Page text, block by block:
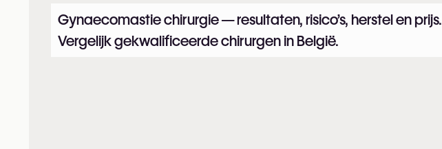
Gynaecomastie chirurgie — resultaten, risico’s, herstel en prijs.
Vergelijk gekwalificeerde chirurgen in België.